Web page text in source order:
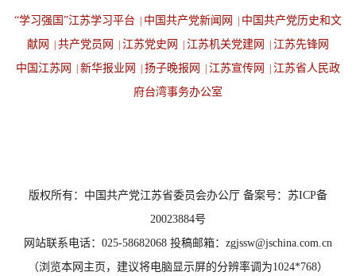
“学习强国”江苏学习平台 中国共产党新闻网
中国共产党历史和文
献网
共产党员网 江苏党史网 江苏机关党建网
江苏先锋网
中国江苏网
新华报业网 扬子晚报网 江苏宣传网
江苏省人民政
府台湾事务办公室
版权所有：中国共产党江苏省委员会办公厅 备案号：苏ICP备
20023884号
网站联系电话：025-58682068 投稿邮箱：zgjssw@jschina.com.cn
（浏览本网主页，建议将电脑显示屏的分辨率调为1024*768）